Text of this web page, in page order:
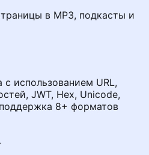
в MP3, подкасты и
с использованием URL,
JWT, Hex, Unicode,
8+ форматов